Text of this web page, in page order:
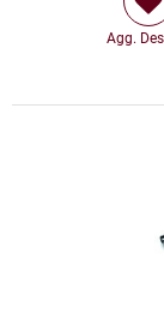
Agg.